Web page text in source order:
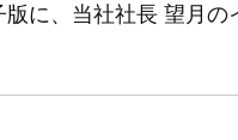
版に、当社社長 望月